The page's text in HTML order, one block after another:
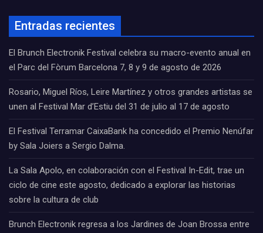
Entradas recientes
El Brunch Electronik Festival celebra su macro-evento anual en
el Parc del Fòrum Barcelona 7, 8 y 9 de agosto de 2026
Rosario, Miguel Ríos, Leire Martínez y otros grandes artistas se
unen al Festival Mar d’Estiu del 31 de julio al 17 de agosto
El Festival Terramar CaixaBank ha concedido el Premio Nenúfar
by Sala Joiers a Sergio Dalma.
La Sala Apolo, en colaboración con el Festival In-Edit, trae un
ciclo de cine este agosto, dedicado a explorar las historias
sobre la cultura de club
Brunch Electronik regresa a los Jardines de Joan Brossa entre